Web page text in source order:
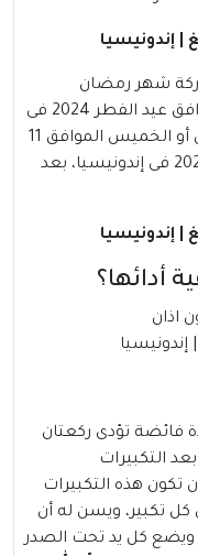
شهر رمضان
المبارك 2024-1445،من المحتمل أن يوافق عيد الفطر 2024 فى
إندونيسيا يوم الأربعاء الموافق 10 أبريل أو الخميس الموافق 11
أبريل، وسيتم تأكيد موعد عيد الفطر 2024 فى إندونيسيا، بعد
أدائها؟
اذان
فائضة تؤدى ركعتان
التكبيرات
تكون هذه التكبيرات
كل تكبير، ويسن له أن
ويضع كل يد تحت الصدر